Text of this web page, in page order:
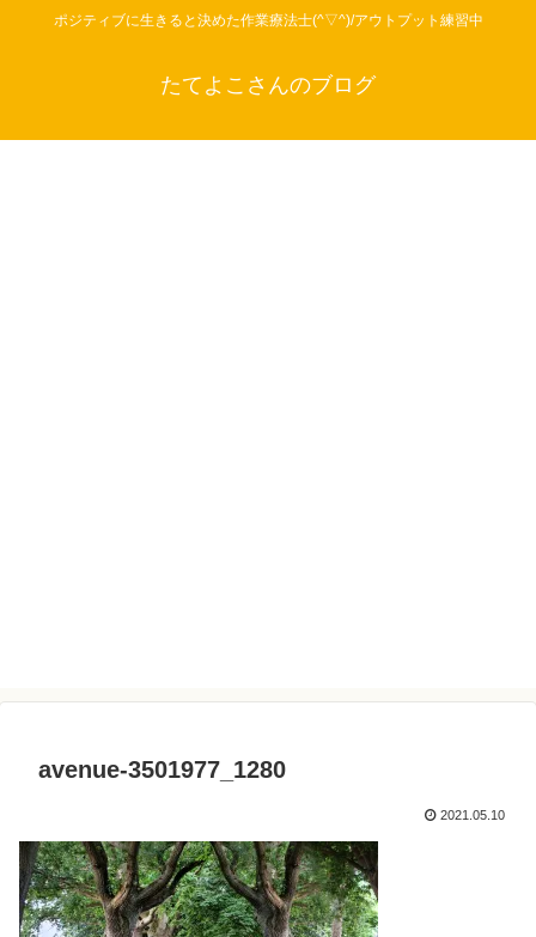
ポジティブに生きると決めた作業療法士(^▽^)/アウトプット練習中
たてよこさんのブログ
avenue-3501977_1280
2021.05.10